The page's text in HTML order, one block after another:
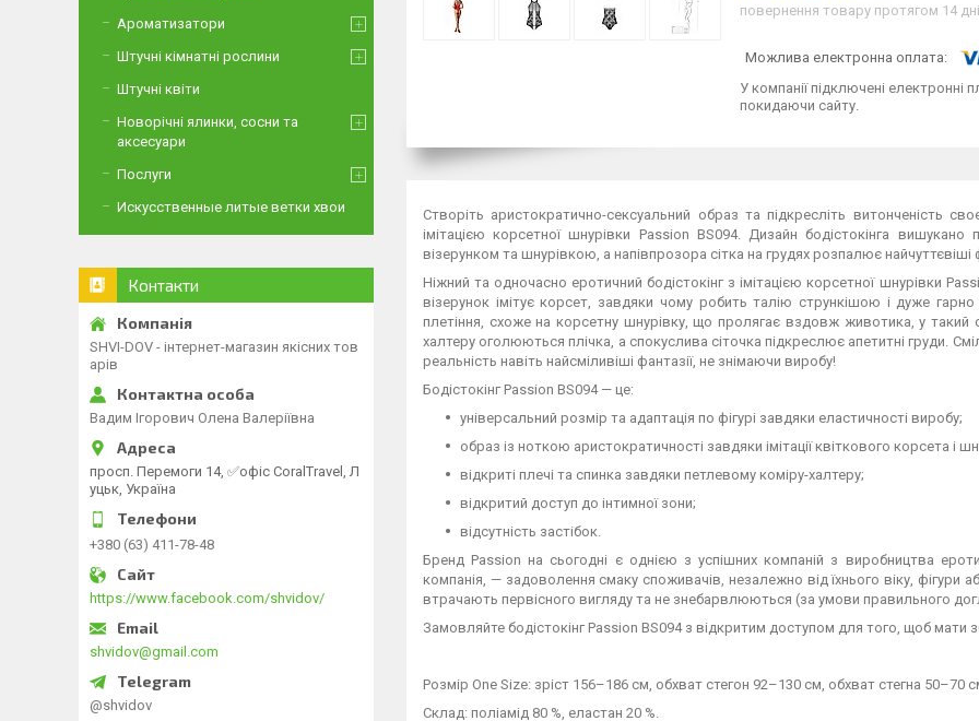
повернення товару протягом 14
У компанії підключені електронні
покидаючи сайту.
Створіть аристократично-сексуальний образ та підкресліть витонченість
імітацією корсетної шнурівки Passion BS094. Дизайн бодістокінга вишукано
візерунком та шнурівкою, а напівпрозора сітка на грудях розпалює найчуттєвіші
Ніжний та одночасно еротичний бодістокінг з імітацією корсетної шнурівки
візерунок імітує корсет, завдяки чому робить талію стрункішою і дуже
плетіння, схоже на корсетну шнурівку, що пролягає вздовж животика, у
халтеру оголюються плічка, а спокуслива сіточка підкреслює апетитні груди.
реальність навіть найсміливіші фантазії, не знімаючи виробу!
Бодістокінг Passion BS094 — це:
універсальний розмір та адаптація по фігурі завдяки еластичності виробу;
образ із ноткою аристократичності завдяки імітації квіткового корсета і
відкриті плечі та спинка завдяки петлевому коміру-халтеру;
відкритий доступ до інтимної зони;
відсутність застібок.
Бренд Passion на сьогодні є однією з успішних компаній з виробництва
компанія, — задоволення смаку споживачів, незалежно від їхнього віку, фігури
втрачають первісного вигляду та не знебарвлюються (за умови правильного
Замовляйте бодістокінг Passion BS094 з відкритим доступом для того, щоб мати
Розмір One Size: зріст 156–186 см, обхват стегон 92–130 см, обхват стегна 50–70
Склад: поліамід 80 %, еластан 20 %.
Ароматизатори
Штучні кімнатні рослини
Штучні квіти
Новорічні ялинки, сосни та
аксесуари
Послуги
Искусственные литые ветки хвои
Контакти
SHVI-DOV - інтернет-магазин якісних тов
арів
Вадим Ігорович Олена Валеріївна
просп. Перемоги 14, ✅офіс CoralTravel, Л
уцьк, Україна
+380 (63) 411-78-48
https://www.facebook.com/shvidov/
shvidov@gmail.com
@shvidov